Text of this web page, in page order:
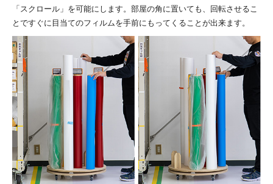
「スクロール」を可能にします。部屋の角に置いても、回転させるこ
とですぐに目当てのフィルムを手前にもってくることが出来ます。